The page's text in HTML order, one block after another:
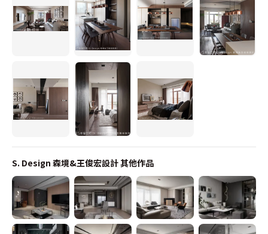
S. Design 森境&王俊宏設計其他作品